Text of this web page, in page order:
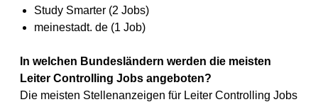
Study Smarter (2 Jobs)
meinestadt. de (1 Job)
In welchen Bundesländern werden die meisten
Leiter Controlling Jobs angeboten?
Die meisten Stellenanzeigen für Leiter Controlling Jobs